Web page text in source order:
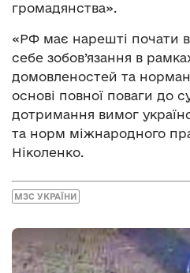
громадянства».
«РФ має нарешті почати
себе зобов’язання в
домовленостей та
основі повної поваги до
дотримання вимог
та норм міжнародного
Ніколенко.
МЗС УКРАЇНИ